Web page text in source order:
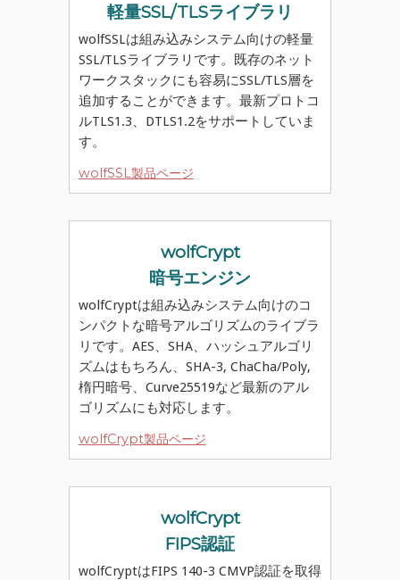
軽量SSL/TLSライブラリ
wolfSSLは組み込みシステム向けの軽量
SSL/TLSライブラリです。既存のネット
ワークスタックにも容易にSSL/TLS層を
追加することができます。最新プロトコ
ルTLS1.3、DTLS1.2をサポートしていま
す。
wolfSSL製品ページ
wolfCrypt
暗号エンジン
wolfCryptは組み込みシステム向けのコ
ンパクトな暗号アルゴリズムのライブラ
リです。AES、SHA、ハッシュアルゴリ
ズムはもちろん、SHA-3, ChaCha/Poly,
楕円暗号、Curve25519など最新のアル
ゴリズムにも対応します。
wolfCrypt製品ページ
wolfCrypt
FIPS認証
wolfCryptはFIPS 140-3 CMVP認証を取得